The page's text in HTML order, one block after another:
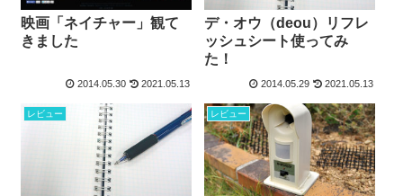
映画「ネイチャー」観て
きました
2014.05.30 2021.05.13
デ・オウ（deou）リフレ
ッシュシート使ってみ
た！
2014.05.29 2021.05.13
レビュー レビュー